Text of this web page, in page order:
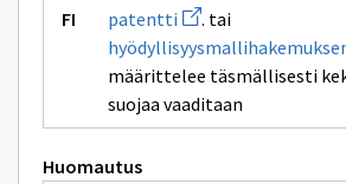
patentti Avaa
uuden
ikkunan
sivulle
patentti
. tai
määrittelee täsmällisesti
suojaa vaaditaan
Huomautus